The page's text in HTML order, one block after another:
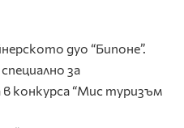
дуо “Бипоне”.
за
конкурса “Мис туризъм